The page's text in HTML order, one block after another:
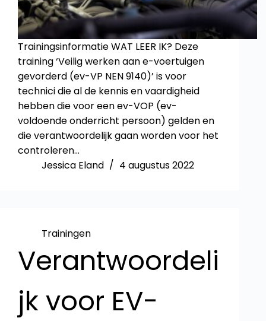
Trainingsinformatie WAT LEER IK? Deze
training ‘Veilig werken aan e-voertuigen
gevorderd (ev-VP NEN 9140)’ is voor
technici die al de kennis en vaardigheid
hebben die voor een ev-VOP (ev-
voldoende onderricht persoon) gelden en
die verantwoordelijk gaan worden voor het
controleren…
Jessica Eland
4 augustus 2022
Trainingen
Verantwoordeli
jk voor EV-